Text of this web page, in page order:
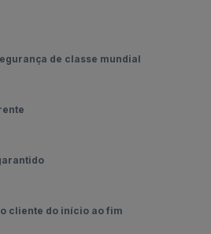
de classe mundial
cliente do início ao fim